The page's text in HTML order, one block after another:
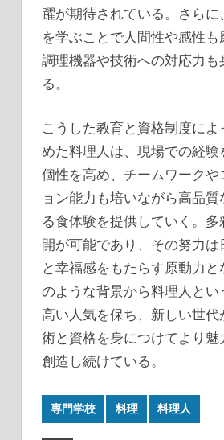
躍が期待されている。さらに
を学ぶことで人間性や感性
調理機器や技術への対応力も
る。
こうした教育と資格制度に
めた料理人は、現場での経験
個性を高め、チームワークや
ョン能力も培いながら高品質
る食体験を提供していく。
開が可能であり、その努力は
と幸福感をもたらす原動力と
のような背景から料理人とい
高い人気を保ち、新しい世代
術と資格を身につけてより魅
創造し続けている。
専門学校 料理 料理人